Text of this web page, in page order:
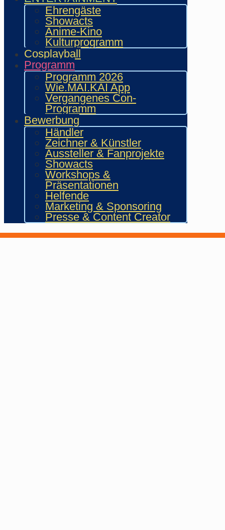
Ehrengäste
Showacts
Anime-Kino
Kulturprogramm
Cosplayball
Programm
Programm 2026
Wie.MAI.KAI App
Vergangenes Con-
Programm
Bewerbung
Händler
Zeichner & Künstler
Aussteller & Fanprojekte
Showacts
Workshops &
Präsentationen
Helfende
Marketing & Sponsoring
Presse & Content Creator